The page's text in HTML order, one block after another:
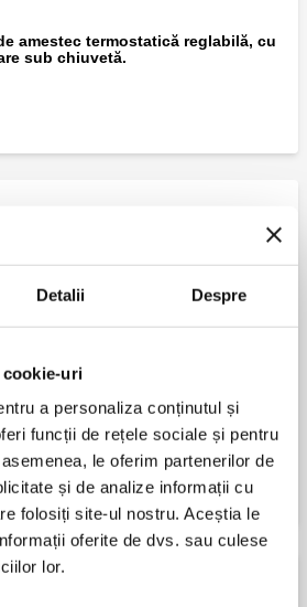
Detalii Despre
uri
a personaliza conținutul și
funcții de rețele sociale și pentru
le oferim partenerilor de
și de analize informații cu
folosiți site-ul nostru. Aceștia le
oferite de dvs. sau culese
lor.
amestec termostatică reglabilă, cu
sub chiuvetă.
amestec termostatică, reglabilă,
aplicații la temperatură scăzută, cu
antiretur și filtre.
amestec termostatică anti-opărire,
dotată cu filtre și clapete